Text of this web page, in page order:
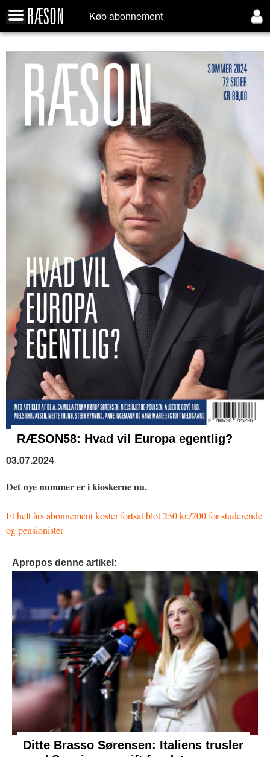
Køb abonnement
RÆSON58: Hvad vil Europa egentlig?
03.07.2024
Det nye nummer er i kioskerne nu.
Et helt års abonnement koster fortsat blot 250 kr./200 for studerende
og pensionister
Apropos denne artikel:
Ditte Brasso Sørensen: Italiens trusler